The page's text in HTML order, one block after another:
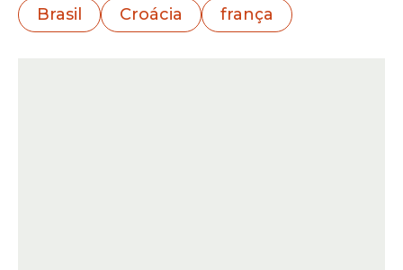
por 2 a 1 em Boston. A seleção francesa,
que atuou cerca de 40 minutos com um a
Brasil Croácia frança